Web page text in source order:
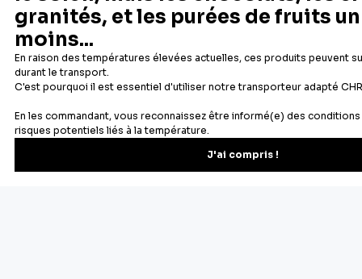
Newsletter
Recevez les recettes, astuces et offres spéciales.
S'inscrire